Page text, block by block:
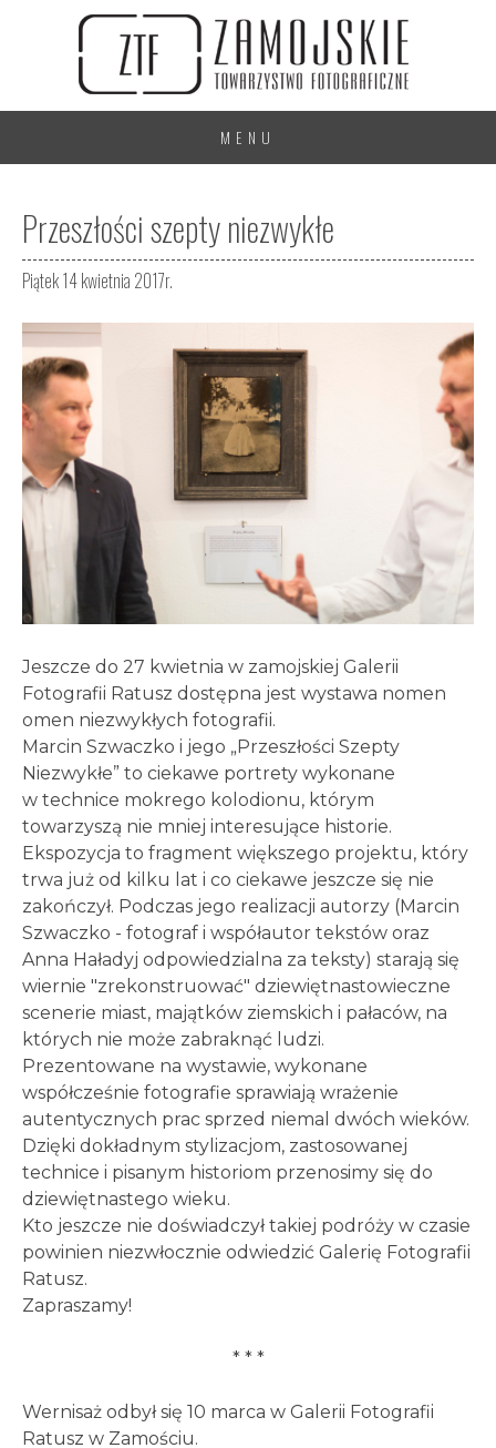
MENU
Przeszłości szepty niezwykłe
Piątek 14 kwietnia 2017r.
Jeszcze do 27 kwietnia w zamojskiej Galerii
Fotografii Ratusz dostępna jest wystawa nomen
omen niezwykłych fotografii.
Marcin Szwaczko i jego „Przeszłości Szepty
Niezwykłe” to ciekawe portrety wykonane
w technice mokrego kolodionu, którym
towarzyszą nie mniej interesujące historie.
Ekspozycja to fragment większego projektu, który
trwa już od kilku lat i co ciekawe jeszcze się nie
zakończył. Podczas jego realizacji autorzy (Marcin
Szwaczko - fotograf i współautor tekstów oraz
Anna Haładyj odpowiedzialna za teksty) starają się
wiernie "zrekonstruować" dziewiętnastowieczne
scenerie miast, majątków ziemskich i pałaców, na
których nie może zabraknąć ludzi.
Prezentowane na wystawie, wykonane
współcześnie fotografie sprawiają wrażenie
autentycznych prac sprzed niemal dwóch wieków.
Dzięki dokładnym stylizacjom, zastosowanej
technice i pisanym historiom przenosimy się do
dziewiętnastego wieku.
Kto jeszcze nie doświadczył takiej podróży w czasie
powinien niezwłocznie odwiedzić Galerię Fotografii
Ratusz.
Zapraszamy!
* * *
Wernisaż odbył się 10 marca w Galerii Fotografii
Ratusz w Zamościu.